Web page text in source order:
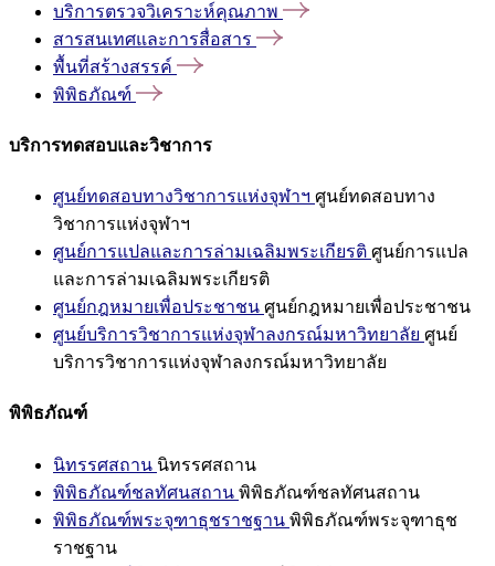
บริการตรวจวิเคราะห์คุณภาพ
สารสนเทศและการสื่อสาร
พื้นที่สร้างสรรค์
พิพิธภัณฑ์
บริการทดสอบและวิชาการ
ศูนย์ทดสอบทางวิชาการแห่งจุฬาฯ ศูนย์ทดสอบทาง
วิชาการแห่งจุฬาฯ
ศูนย์การแปลและการล่ามเฉลิมพระเกียรติ ศูนย์การแปล
และการล่ามเฉลิมพระเกียรติ
ศูนย์กฎหมายเพื่อประชาชน ศูนย์กฎหมายเพื่อประชาชน
ศูนย์บริการวิชาการแห่งจุฬาลงกรณ์มหาวิทยาลัย ศูนย์
บริการวิชาการแห่งจุฬาลงกรณ์มหาวิทยาลัย
พิพิธภัณฑ์
นิทรรศสถาน นิทรรศสถาน
พิพิธภัณฑ์ชลทัศนสถาน พิพิธภัณฑ์ชลทัศนสถาน
พิพิธภัณฑ์พระจุฑาธุชราชฐาน พิพิธภัณฑ์พระจุฑาธุช
ราชฐาน